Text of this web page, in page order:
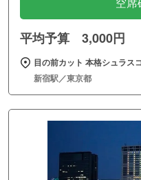
空席
平均予算 3,000円
目の前カット 本格シュラス
新宿駅／東京都